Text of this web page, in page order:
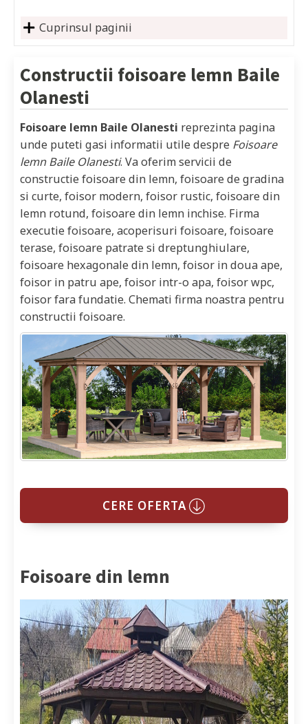
Cuprinsul paginii
Constructii foisoare lemn Baile
Olanesti
Foisoare lemn Baile Olanesti reprezinta pagina
unde puteti gasi informatii utile despre Foisoare
lemn Baile Olanesti. Va oferim servicii de
constructie foisoare din lemn, foisoare de gradina
si curte, foisor modern, foisor rustic, foisoare din
lemn rotund, foisoare din lemn inchise. Firma
executie foisoare, acoperisuri foisoare, foisoare
terase, foisoare patrate si dreptunghiulare,
foisoare hexagonale din lemn, foisor in doua ape,
foisor in patru ape, foisor intr-o apa, foisor wpc,
foisor fara fundatie. Chemati firma noastra pentru
constructii foisoare.
CERE OFERTA
Foisoare din lemn